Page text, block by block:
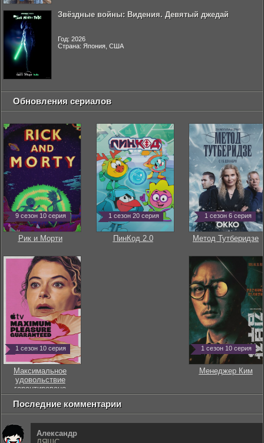
Звёздные войны: Видения. Девятый джедай
Год: 2026
Страна: Япония, США
Обновления сериалов
9 сезон 10 серия
Рик и Морти
1 сезон 20 серия
ПинКод 2.0
1 сезон 6 серия
Метод Тутберидзе
1 сезон 10 серия
Максимальное
удовольствие
гарантировано
1 сезон 10 серия
Менеджер Ким
Последние комментарии
Александр